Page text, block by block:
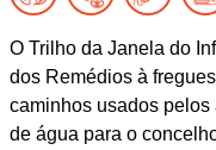
O Trilho da Janela do
dos Remédios à
caminhos usados
de água para o